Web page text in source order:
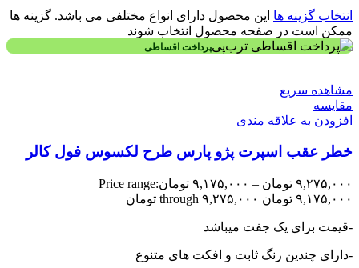
انتخاب گزینه ها این محصول دارای انواع مختلفی می باشد. گزینه ها
ممکن است در صفحه محصول انتخاب شوند
پرداخت اقساطی
مشاهده سریع
مقایسه
افزودن به علاقه مندی
خطر عقب اسپرت پژو پارس طرح لکسوس فول کالر
۹,۲۷۵,۰۰۰ تومان – ۹,۱۷۵,۰۰۰ تومانPrice range:
۹,۱۷۵,۰۰۰ تومان through ۹,۲۷۵,۰۰۰ تومان
-قیمت برای یک جفت میباشد
-دارای چندین رنگ ثابت و افکت های متنوع